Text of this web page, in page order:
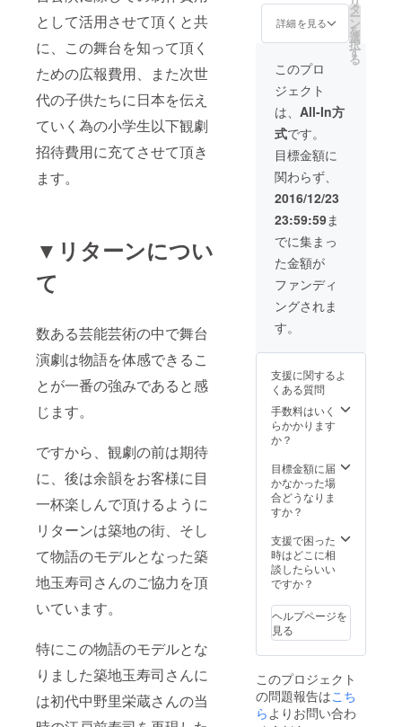
として活用させて頂くと共
に、この舞台を知って頂く
ための広報費用、また次世
代の子供たちに日本を伝え
ていく為の小学生以下観劇
招待費用に充てさせて頂き
ます。
▼リターンについ
て
数ある芸能芸術の中で舞台
演劇は物語を体感できるこ
とが一番の強みであると感
じます。
ですから、観劇の前は期待
に、後は余韻をお客様に目
一杯楽しんで頂けるように
リターンは築地の街、そし
て物語のモデルとなった築
地玉寿司さんのご協力を頂
いています。
特にこの物語のモデルとな
りました築地玉寿司さんに
は初代中野里栄蔵さんの当
ト１０
枚（Ｓ
席） ・
出演者
全員の
集合写
真 ・お
礼メッ
セージ
・サイ
ン入り
ＤＶＤ
プレゼ
ント ・
特設Ｈ
Ｐにて
協力ク
レジッ
ト掲載
（社名
は１名
義、個
まで）
２月２
７日お
昼に築
地玉寿
司晴海
通り店
で開
催。 ※
体験
後、ご
試食頂
けま
す。 ・
先行予
約権付
本公演
チケッ
ト２０
枚（Ｓ
席） ・
出演者
全員の
礼メッ
・初代
栄蔵に
ぎり＆
こと
セット×
・関係
者プレ
ビュー
ご招待
名様ま
で）、
・サイ
ン入り
プレゼ
ント ・
特設Ｈ
Ｐにて
賛クレ
ジット
掲載
詳細を見る
タ
ー
ン
を
選
択
す
る
このプロ
ジェクト
は、 All-In方
式です。
目標金額に
関わらず、
2016/12/23
23:59:59ま
でに集まっ
た金額が
ファンディ
ングされま
す。
支援に関するよ
くある質問
手数料はいく
らかかります
か？
目標金額に届
かなかった場
合どうなりま
すか？
支援で困った
時はどこに相
談したらいい
ですか？
ヘルプページを
見る
このプロジェクト
の問題報告はこち
ら よりお問い合わ